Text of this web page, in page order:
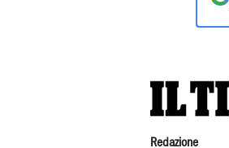
Redazione